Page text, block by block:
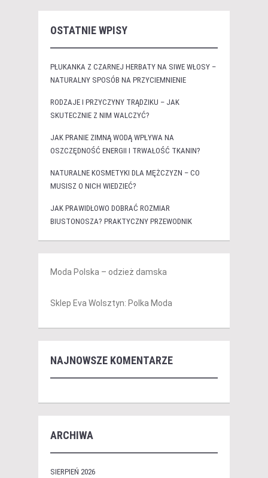
OSTATNIE WPISY
PŁUKANKA Z CZARNEJ HERBATY NA SIWE WŁOSY –
NATURALNY SPOSÓB NA PRZYCIEMNIENIE
RODZAJE I PRZYCZYNY TRĄDZIKU – JAK
SKUTECZNIE Z NIM WALCZYĆ?
JAK PRANIE ZIMNĄ WODĄ WPŁYWA NA
OSZCZĘDNOŚĆ ENERGII I TRWAŁOŚĆ TKANIN?
NATURALNE KOSMETYKI DLA MĘŻCZYZN – CO
MUSISZ O NICH WIEDZIEĆ?
JAK PRAWIDŁOWO DOBRAĆ ROZMIAR
BIUSTONOSZA? PRAKTYCZNY PRZEWODNIK
Moda Polska – odzież damska
Sklep Eva Wolsztyn: Polka Moda
NAJNOWSZE KOMENTARZE
ARCHIWA
SIERPIEŃ 2026